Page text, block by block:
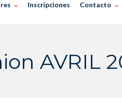
Inscripciones Contacto
AVRIL